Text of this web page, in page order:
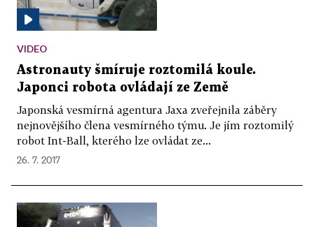
VIDEO
Astronauty šmíruje roztomilá koule.
Japonci robota ovládají ze Země
Japonská vesmírná agentura Jaxa zveřejnila záběry
nejnovějšího člena vesmírného týmu. Je jím roztomilý
robot Int-Ball, kterého lze ovládat ze...
26. 7. 2017